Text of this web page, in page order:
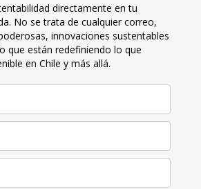
directamente en tu
No se trata de cualquier correo,
innovaciones sustentables
que están redefiniendo lo que
en Chile y más allá.